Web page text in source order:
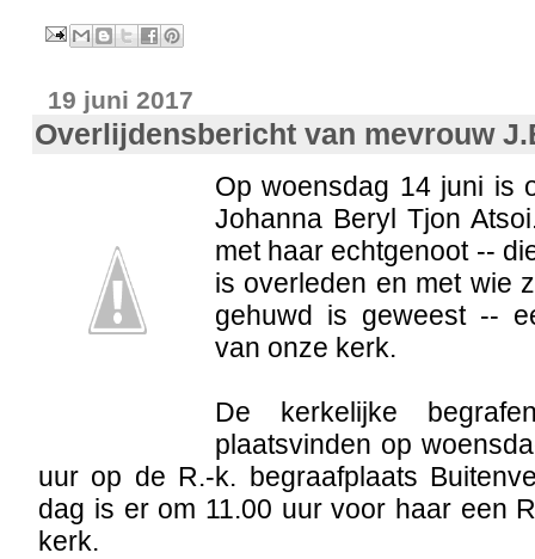
19 juni 2017
Overlijdensbericht van mevrouw
Op woensdag 14 juni is
Johanna Beryl Tjon
met haar echtgenoot --
is overleden en met wie
gehuwd is geweest --
van onze kerk.
De kerkelijke
plaatsvinden op
uur op de R.-k. begraafplaats
dag is er om 11.00 uur voor haar een
kerk.